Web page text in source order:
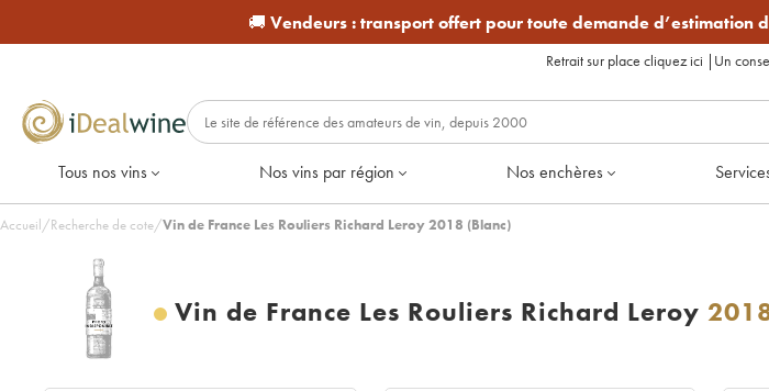
🚚 Vendeurs :transport offert pour toute demande d’estimation
Retrait sur place cliquez ici | Un
Tous nos vins Nos vins par région Nos enchères
Accueil/Recherche de cote/Vin de France Les Rouliers Richard Leroy 2018 (Blanc)
Vin de France Les Rouliers Richard Leroy